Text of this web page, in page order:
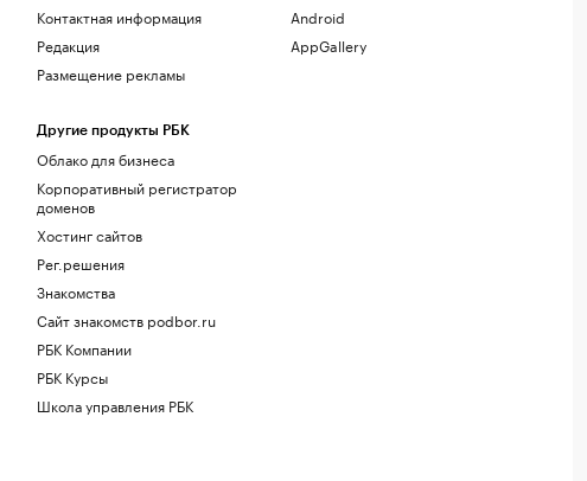
Контактная информация
Редакция
Размещение рекламы
Другие продукты РБК
Облако для бизнеса
Корпоративный регистратор
доменов
Хостинг сайтов
Рег.решения
Знакомства
Сайт знакомств podbor.ru
РБК Компании
РБК Курсы
Школа управления РБК
Android
AppGallery